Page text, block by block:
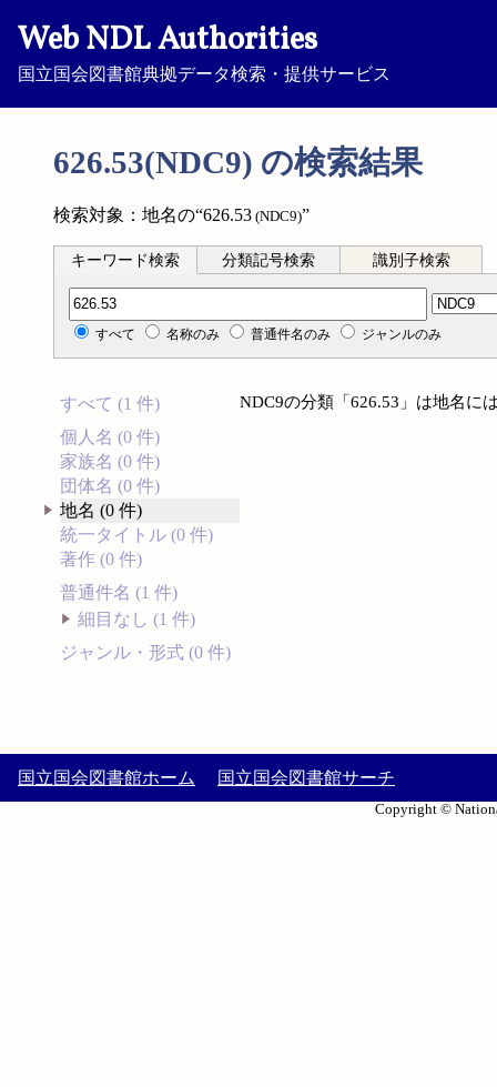
Web NDL Authorities
国立国会図書館典拠データ検索・提供サービス
626.53(NDC9) の検索結果
検索対象：地名の“626.53 (NDC9)”
キーワード検索 分類記号検索 識別子検索
分類記号検索
すべて 名称のみ 普通件名のみ ジャンルのみ
すべて (1 件)
個人名 (0 件)
家族名 (0 件)
団体名 (0 件)
地名 (0 件)
統一タイトル (0 件)
著作 (0 件)
普通件名 (1 件)
細目なし (1 件)
ジャンル・形式 (0 件)
NDC9の分類「626.53」は地名に
国立国会図書館ホーム 国立国会図書館サーチ
Copyright ©